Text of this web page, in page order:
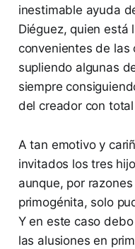
inestimable ayuda
Diéguez, quien está
convenientes de las
supliendo algunas
siempre
del creador con
A tan emotivo y
invitados los tres
aunque, por
primogénita, solo
Y en este caso
las alusiones en